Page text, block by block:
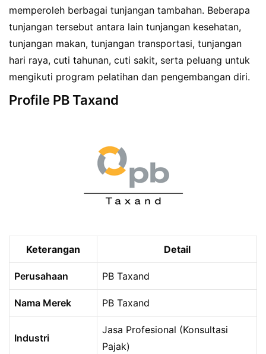
memperoleh berbagai tunjangan tambahan. Beberapa
tunjangan tersebut antara lain tunjangan kesehatan,
tunjangan makan, tunjangan transportasi, tunjangan
hari raya, cuti tahunan, cuti sakit, serta peluang untuk
mengikuti program pelatihan dan pengembangan diri.
Profile PB Taxand
Keterangan Detail
Perusahaan PB Taxand
Nama Merek PB Taxand
Industri
Jasa Profesional (Konsultasi
Pajak)